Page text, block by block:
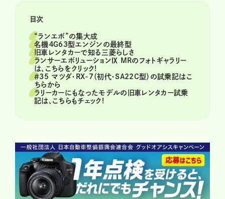
目次
“ランエボ”の集大成
名機４Ｇ63型エンジンの最終型
旧車レンタカーで知る三菱らしさ
ランサーエボリューションⅨ MRのフォトギャラリー
は、こちらをクリック!
＃35 マツダ・RX-7（初代・SA22C型）の試乗記はこ
ちらから
ラリーカーにもなったモデルの旧車レンタカー試乗
記は、こちらもチェック!